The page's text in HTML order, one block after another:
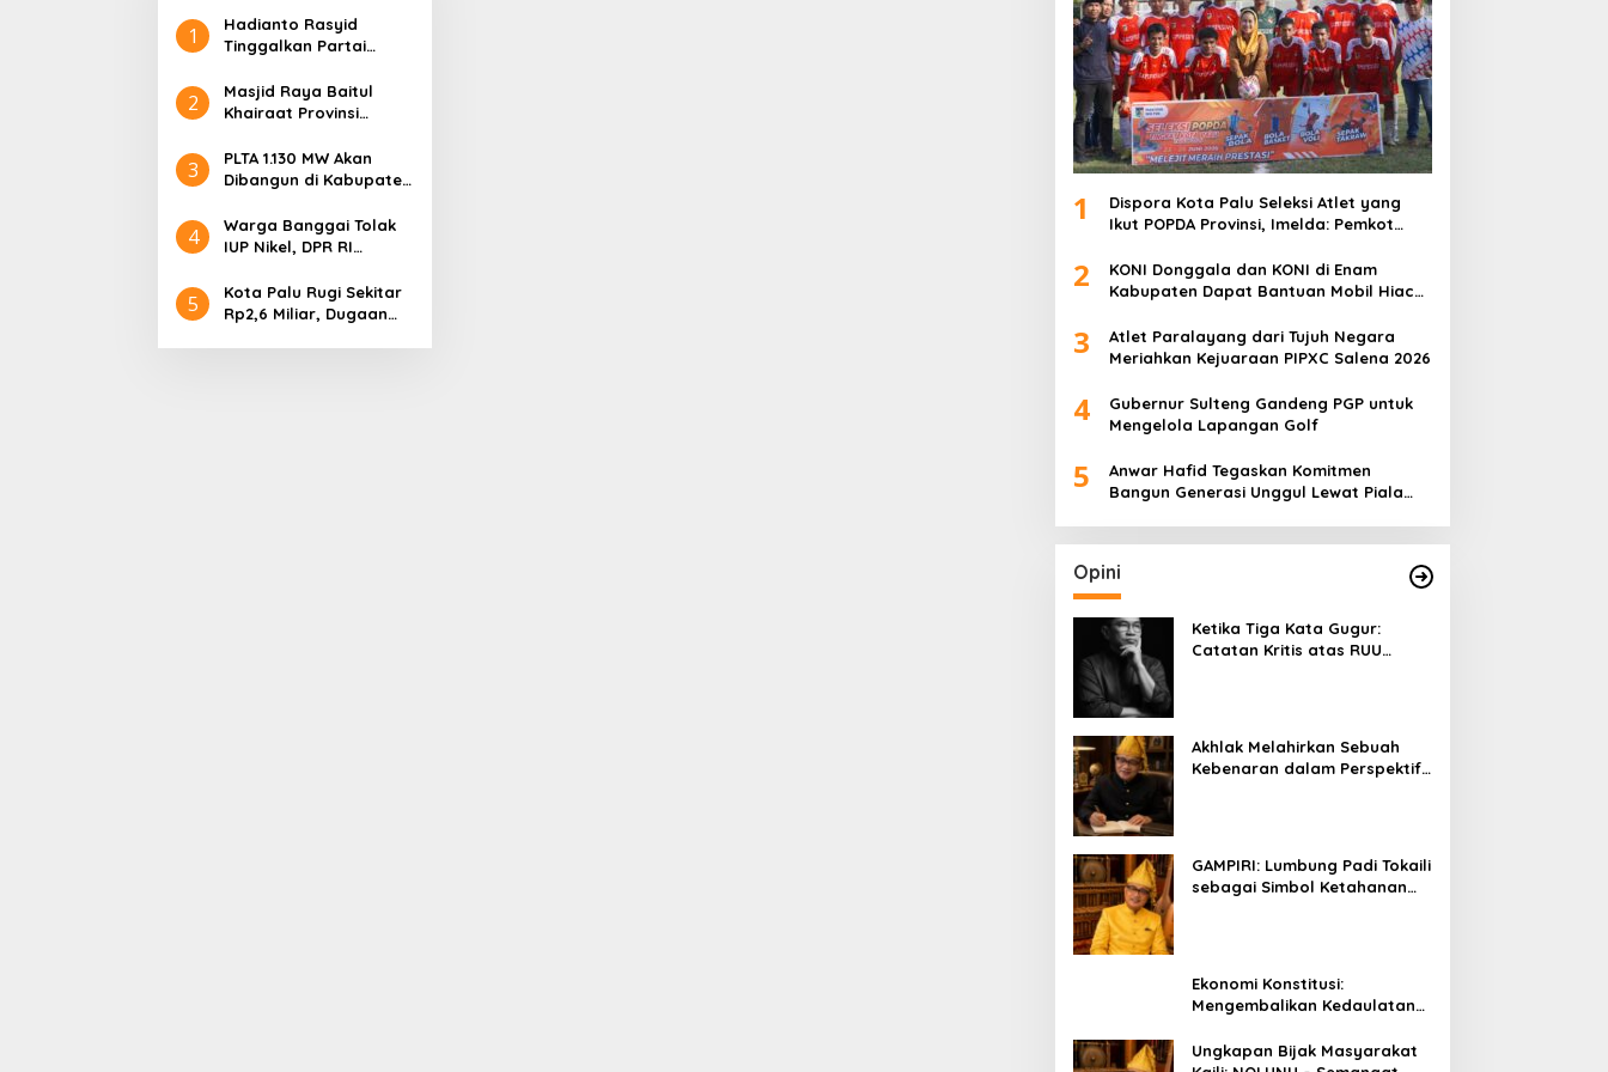
1
Hadianto Rasyid
Tinggalkan Partai
Tahun Mengabdi
2
Masjid Raya Baitul
Khairaat Provinsi
Rekor MURI, Ini
Keunikan Arsitekturnya
3
PLTA 1.130 MW Akan
Dibangun di Kabupaten
Evergreen Industri
Audiensi dengan
4
Warga Banggai Tolak
IUP Nikel, DPR RI
5
Kota Palu Rugi Sekitar
Rp2,6 Miliar, Dugaan
1
Dispora Kota Palu Seleksi Atlet yang
Ikut POPDA Provinsi, Imelda: Pemkot
Olahraga Pelajar
2
KONI Donggala dan KONI di Enam
Kabupaten Dapat Bantuan Mobil Hiace
3
Atlet Paralayang dari Tujuh Negara
Meriahkan Kejuaraan PIPXC Salena 2026
4
Gubernur Sulteng Gandeng PGP untuk
Mengelola Lapangan Golf
5
Anwar Hafid Tegaskan Komitmen
Bangun Generasi Unggul Lewat Piala
Opini
Ketika Tiga Kata Gugur:
Catatan Kritis atas RUU
Akhlak Melahirkan Sebuah
Kebenaran dalam Perspektif
GAMPIRI: Lumbung Padi Tokaili
sebagai Simbol Ketahanan
Ekonomi Konstitusi:
Mengembalikan Kedaulatan
Umat
Ungkapan Bijak Masyarakat